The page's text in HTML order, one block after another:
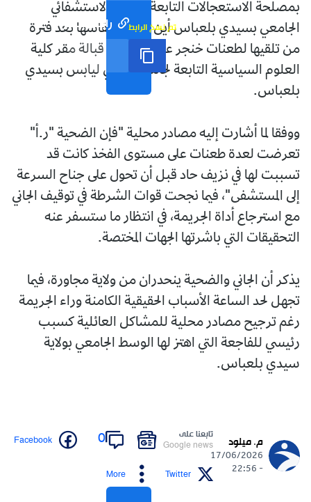
رابط مختصر تم نسخ الرابط
بمصلحة الاستعجالات التابعة للمركز الاستشفائي
الجامعي بسيدي بلعباس أين لفظت أنفاسها بعد فترة
من تلقيها لطعنات خنجر على يد زوجها قبالة مقر كلية
العلوم السياسية التابعة لجامعة جيلالي ليابس بسيدي
بلعباس.
ووفقا لما أشارت إليه مصادر محلية "فإن الضحية "ر.أ"
تعرضت لعدة طعنات على مستوى الفخذ كانت قد
تسببت لها في نزيف حاد قبل أن تحول على جناح السرعة
إلى المستشفى"، فيما نجحت قوات الشرطة في توقيف الجاني
مع استرجاع أداة الجريمة، في انتظار ما ستسفر عنه
التحقيقات التي باشرتها الجهات المختصة.
يذكر أن الجاني والضحية ينحدران من ولاية مجاورة، فيما
تجهل لحد الساعة الأسباب الحقيقية الكامنة وراء الجريمة
رغم ترجيح مصادر محلية للمشاكل العائلية كسبب
رئيسي للفاجعة التي اهتز لها الوسط الجامعي بولاية
سيدي بلعباس.
م. ميلود
17/06/2026
- 22:56
تابعنا على
Google news
0
Facebook
Twitter
More